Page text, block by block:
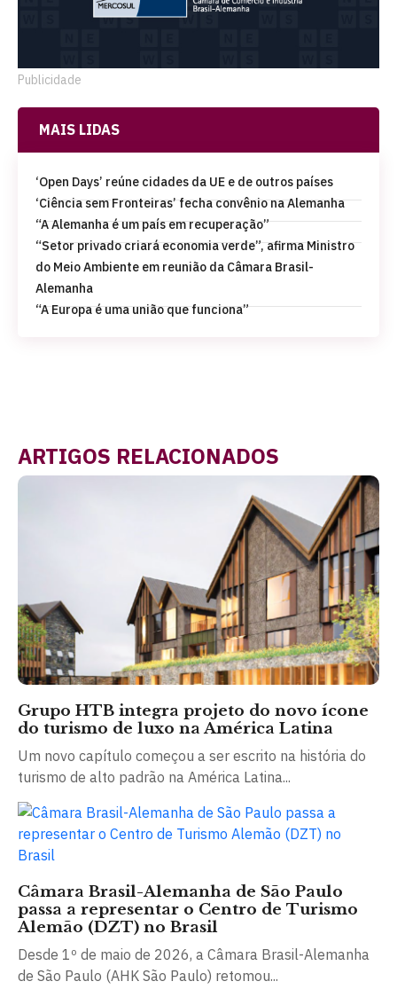
Publicidade
MAIS LIDAS
‘Open Days’ reúne cidades da UE e de outros países
‘Ciência sem Fronteiras’ fecha convênio na Alemanha
“A Alemanha é um país em recuperação”
“Setor privado criará economia verde”, afirma Ministro
do Meio Ambiente em reunião da Câmara Brasil-
Alemanha
“A Europa é uma união que funciona”
ARTIGOS RELACIONADOS
Grupo HTB integra projeto do novo ícone
do turismo de luxo na América Latina
Um novo capítulo começou a ser escrito na história do
turismo de alto padrão na América Latina...
Câmara Brasil-Alemanha de São Paulo
passa a representar o Centro de Turismo
Alemão (DZT) no Brasil
Desde 1º de maio de 2026, a Câmara Brasil-Alemanha
de São Paulo (AHK São Paulo) retomou...